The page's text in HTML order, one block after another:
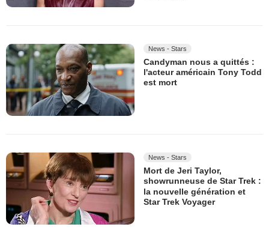
News - Stars
Candyman nous a quittés :
l'acteur américain Tony Todd
est mort
News - Stars
Mort de Jeri Taylor,
showrunneuse de Star Trek :
la nouvelle génération et
Star Trek Voyager